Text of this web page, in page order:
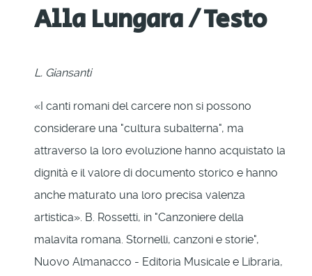
Alla Lungara / Testo
L. Giansanti
«I canti romani del carcere non si possono
considerare una "cultura subalterna", ma
attraverso la loro evoluzione hanno acquistato la
dignità e il valore di documento storico e hanno
anche maturato una loro precisa valenza
artistica». B. Rossetti, in "Canzoniere della
malavita romana. Stornelli, canzoni e storie",
Nuovo Almanacco - Editoria Musicale e Libraria,